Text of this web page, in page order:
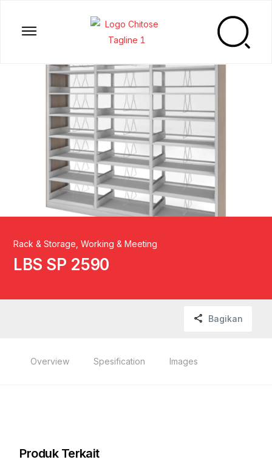
Rack & Storage ,Working & Meeting
LBS SP 2590
Bagikan
Overview Spesification Images
Produk Terkait